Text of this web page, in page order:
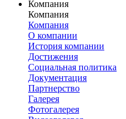
Компания
Компания
Компания
О компании
История компании
Достижения
Социальная политика
Документация
Партнерство
Галерея
Фотогалерея